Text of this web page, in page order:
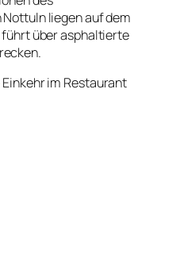
Nottuln liegen auf dem
führt über asphaltierte
im Restaurant